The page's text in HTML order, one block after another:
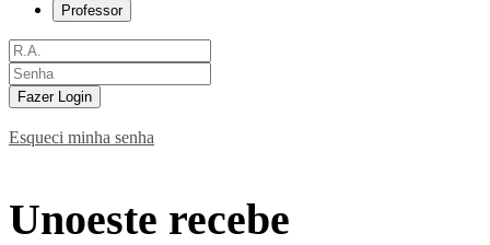
Professor
Fazer Login
Esqueci minha senha
Unoeste recebe